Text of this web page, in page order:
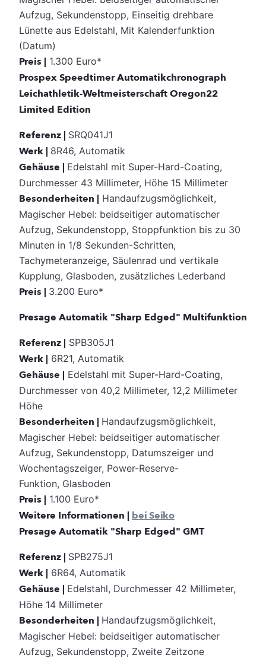
Aufzug, Sekundenstopp, Einseitig drehbare
Lünette aus Edelstahl, Mit Kalenderfunktion
(Datum)
Preis | 1.300 Euro*
Prospex Speedtimer Automatikchronograph
Leichathletik-Weltmeisterschaft Oregon22
Limited Edition
Referenz | SRQ041J1
Werk | 8R46, Automatik
Gehäuse | Edelstahl mit Super-Hard-Coating,
Durchmesser 43 Millimeter, Höhe 15 Millimeter
Besonderheiten | Handaufzugsmöglichkeit,
Magischer Hebel: beidseitiger automatischer
Aufzug, Sekundenstopp, Stoppfunktion bis zu 30
Minuten in 1/8 Sekunden-Schritten,
Tachymeteranzeige, Säulenrad und vertikale
Kupplung, Glasboden, zusätzliches Lederband
Preis | 3.200 Euro*
Presage Automatik "Sharp Edged" Multifunktion
Referenz | SPB305J1
Werk | 6R21, Automatik
Gehäuse | Edelstahl mit Super-Hard-Coating,
Durchmesser von 40,2 Millimeter, 12,2 Millimeter
Höhe
Besonderheiten | Handaufzugsmöglichkeit,
Magischer Hebel: beidseitiger automatischer
Aufzug, Sekundenstopp, Datumszeiger und
Wochentagszeiger, Power-Reserve-
Funktion, Glasboden
Preis | 1.100 Euro*
Weitere Informationen | bei Seiko
Presage Automatik "Sharp Edged" GMT
Referenz | SPB275J1
Werk | 6R64, Automatik
Gehäuse | Edelstahl, Durchmesser 42 Millimeter,
Höhe 14 Millimeter
Besonderheiten | Handaufzugsmöglichkeit,
Magischer Hebel: beidseitiger automatischer
Aufzug, Sekundenstopp, Zweite Zeitzone